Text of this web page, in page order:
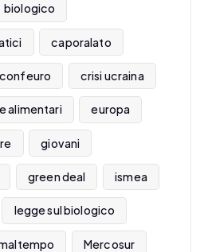
biologico
caporalato
confeuro crisi ucraina
alimentari europa
giovani
green deal ismea
legge sul biologico
Mercosur